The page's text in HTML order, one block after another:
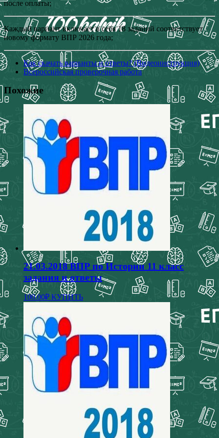
после оплаты;
Каждый вариант включает в себя 18 заданий соответствует
новому формату ВПР 2026 года;
Как скачать варианты и ответы? (Видеоинструкция)
Всероссийская проверочная работа
Похожие
21.03.2018 ВПР по Истории 11 класс
задания и ответы
100.00₽ КУПИТЬ